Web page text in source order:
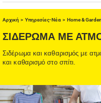
ONLINE SHOP
HOME & GARDEN
PROFESSIONAL
ΚΑΘΑΡΙΣΤΙΚΑ
Αρχική > Υπηρεσίες-Νέα >Home & Garden
ΣΙΔΈΡΩΜΑ ΜΕ
Σιδέρωμα και καθαρισμός με
και καθαρισμό στο σπίτι.